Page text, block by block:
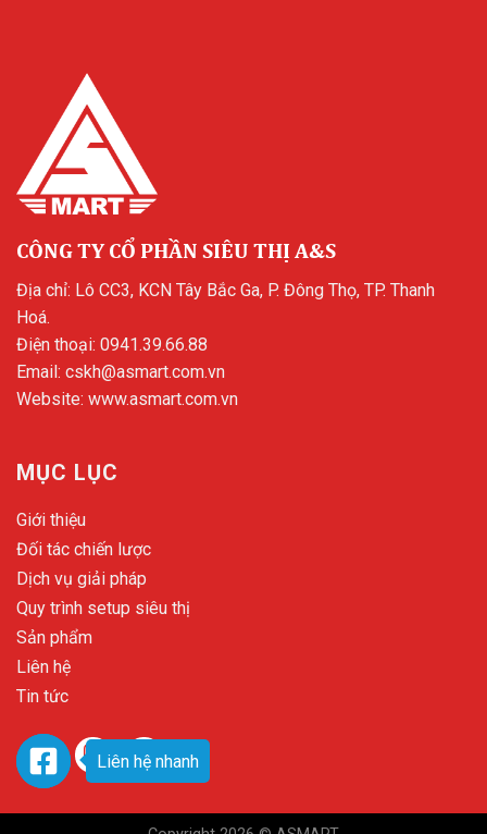
CÔNG TY CỔ PHẦN SIÊU THỊ A&S
Địa chỉ: Lô CC3, KCN Tây Bắc Ga, P. Đông Thọ, TP. Thanh
Hoá.
Điện thoại: 0941.39.66.88
Email: cskh@asmart.com.vn
Website: www.asmart.com.vn
MỤC LỤC
Giới thiệu
Đối tác chiến lược
Dịch vụ giải pháp
Quy trình setup siêu thị
Sản phẩm
Liên hệ
Tin tức
Liên hệ nhanh